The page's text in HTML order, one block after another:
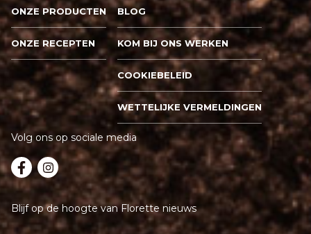
ONZE PRODUCTEN
ONZE RECEPTEN
BLOG
KOM BIJ ONS WERKEN
COOKIEBELEID
WETTELIJKE VERMELDINGEN
Volg ons op sociale media
Blijf op de hoogte van Florette nieuws